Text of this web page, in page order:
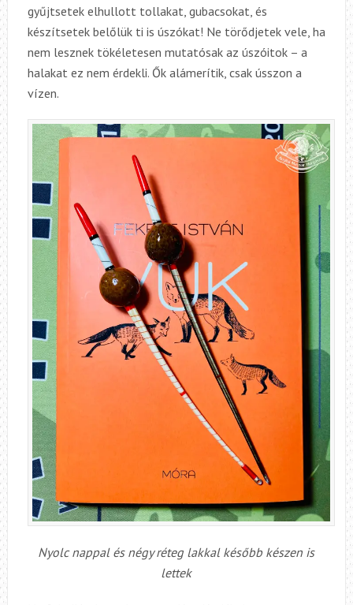
gyűjtsetek elhullott tollakat, gubacsokat, és
készítsetek belőlük ti is úszókat! Ne törődjetek vele, ha
nem lesznek tökéletesen mutatósak az úszóitok – a
halakat ez nem érdekli. Ők alámerítik, csak ússzon a
vízen.
Nyolc nappal és négy réteg lakkal később készen is
lettek